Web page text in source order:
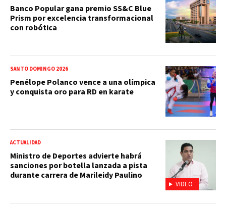
Banco Popular gana premio SS&C Blue
Prism por excelencia transformacional
con robótica
SANTO DOMINGO 2026
Penélope Polanco vence a una olímpica
y conquista oro para RD en karate
VIDEO
ACTUALIDAD
Ministro de Deportes advierte habrá
sanciones por botella lanzada a pista
durante carrera de Marileidy Paulino